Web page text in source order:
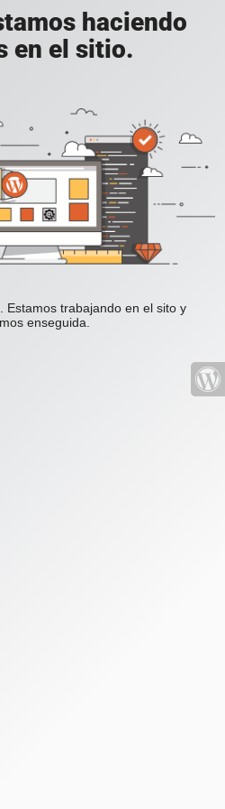
haciendo
en el sitio.
Estamos trabajando en el sito y
enseguida.